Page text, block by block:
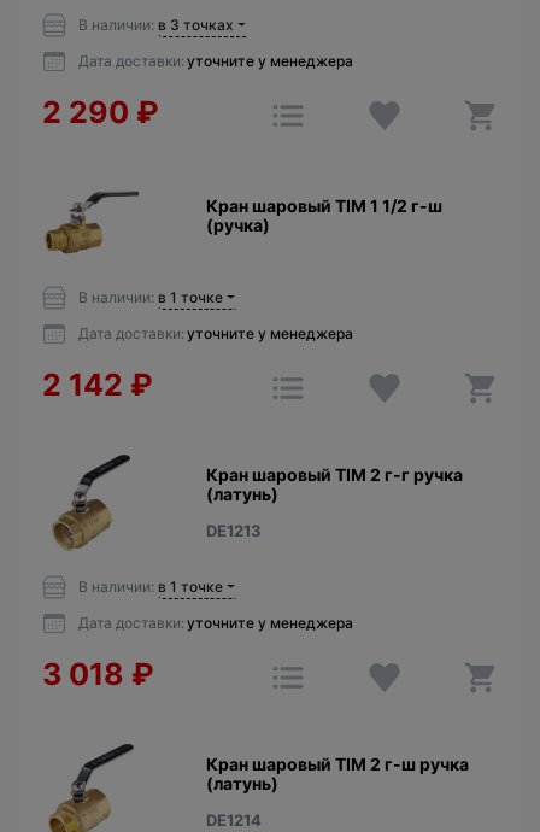
В наличии: в 3 точках
Дата доставки: уточните у менеджера
2 290 ₽
Кран шаровый TIM 1 1/2 г-ш
(ручка)
В наличии: в 1 точке
Дата доставки: уточните у менеджера
2 142 ₽
Кран шаровый TIM 2 г-г ручка
(латунь)
DE1213
В наличии: в 1 точке
Дата доставки: уточните у менеджера
3 018 ₽
Кран шаровый TIM 2 г-ш ручка
(латунь)
DE1214